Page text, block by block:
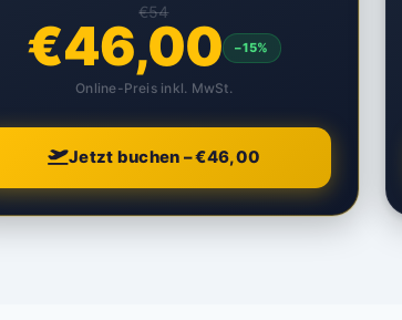
€54
€46,00 –15%
Online-Preis inkl. MwSt.
Jetzt buchen – €46,00